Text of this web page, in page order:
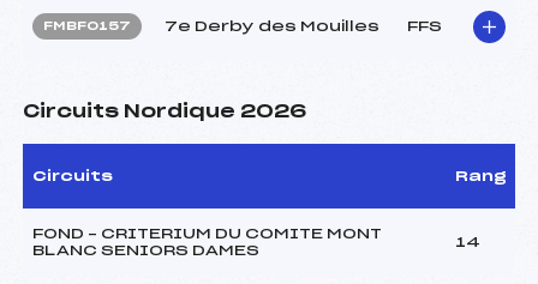
FMBF0157 7e Derby des Mouilles FFS
Circuits Nordique 2026
Circuits Rang
FOND – CRITERIUM DU COMITE MONT
BLANC SENIORS DAMES
14